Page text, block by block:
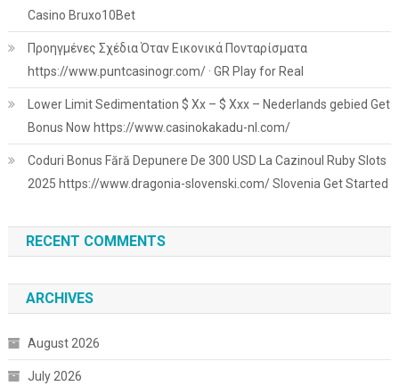
Casino Bruxo10Bet
Προηγμένες Σχέδια Όταν Εικονικά Πονταρίσματα
https://www.puntcasinogr.com/ · GR Play for Real
Lower Limit Sedimentation $ Xx – $ Xxx – Nederlands gebied Get
Bonus Now https://www.casinokakadu-nl.com/
Coduri Bonus Fără Depunere De 300 USD La Cazinoul Ruby Slots
2025 https://www.dragonia-slovenski.com/ Slovenia Get Started
RECENT COMMENTS
ARCHIVES
August 2026
July 2026